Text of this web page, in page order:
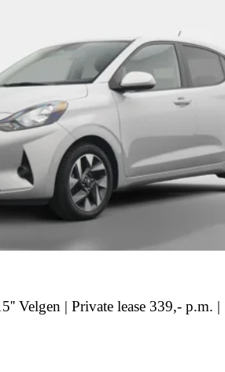
Velgen | Private lease 339,- p.m. |